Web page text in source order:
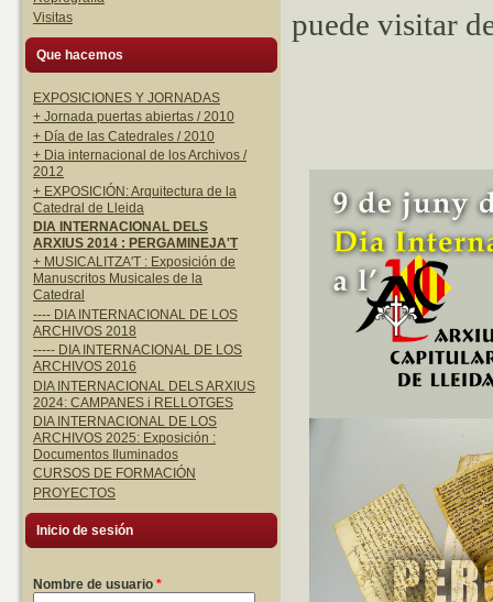
Visitas
Que hacemos
EXPOSICIONES Y JORNADAS
+ Jornada puertas abiertas / 2010
+ Día de las Catedrales / 2010
+ Dia internacional de los Archivos /
2012
+ EXPOSICIÓN: Arquitectura de la
Catedral de Lleida
DIA INTERNACIONAL DELS
ARXIUS 2014 : PERGAMINEJA'T
+ MUSICALITZA'T : Exposición de
Manuscritos Musicales de la
Catedral
---- DIA INTERNACIONAL DE LOS
ARCHIVOS 2018
----- DIA INTERNACIONAL DE LOS
ARCHIVOS 2016
DIA INTERNACIONAL DELS ARXIUS
2024: CAMPANES i RELLOTGES
DIA INTERNACIONAL DE LOS
ARCHIVOS 2025: Exposición :
Documentos Iluminados
CURSOS DE FORMACIÓN
PROYECTOS
Inicio de sesión
Nombre de usuario *
puede visitar